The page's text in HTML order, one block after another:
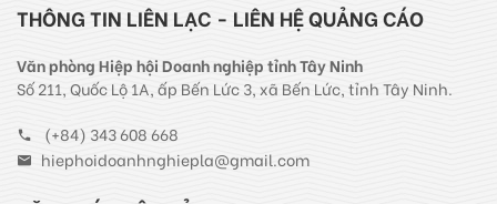
THÔNG TIN LIÊN LẠC - LIÊN HỆ QUẢNG CÁO
Văn phòng Hiệp hội Doanh nghiệp tỉnh Tây Ninh
Số 211, Quốc Lộ 1A, ấp Bến Lức 3, xã Bến Lức, tỉnh Tây Ninh.
(+84) 343 608 668
hiephoidoanhnghiepla@gmail.com